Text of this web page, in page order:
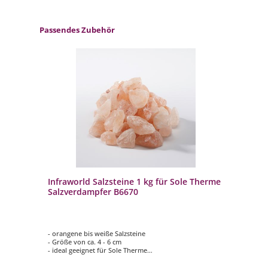
Produktgalerie überspringen
Passendes Zubehör
Infraworld Salzsteine 1 kg für Sole Therme
Salzverdampfer B6670
- orangene bis weiße Salzsteine
- Größe von ca. 4 - 6 cm
- ideal geeignet für Sole Therme